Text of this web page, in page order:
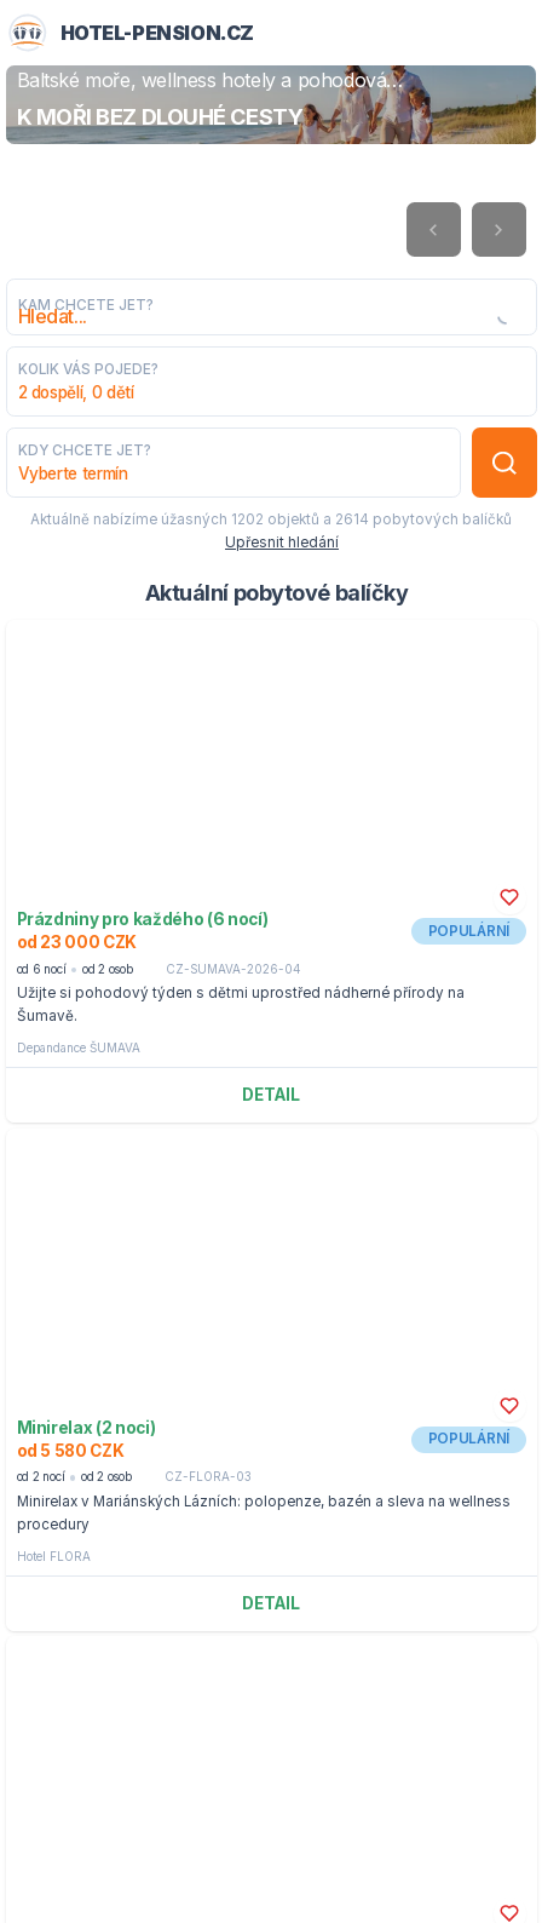
HOTEL-PENSION.CZ
Baltské moře, wellness hotely a pohodová
dovolená
K MOŘI BEZ DLOUHÉ CESTY
ZJISTIT VÍCE
KAM CHCETE JET?
KOLIK VÁS POJEDE?
2 dospělí, 0 dětí
KDY CHCETE JET?
Vyberte termín
Aktuálně nabízíme úžasných 1202 objektů a 2614 pobytových balíčků
Upřesnit hledání
Aktuální pobytové balíčky
Prázdniny pro každého (6 nocí)
od 23 000 CZK
POPULÁRNÍ
od 6 nocí od 2 osob CZ-SUMAVA-2026-04
Užijte si pohodový týden s dětmi uprostřed nádherné přírody na
Šumavě.
Depandance ŠUMAVA
DETAIL
Minirelax (2 noci)
od 5 580 CZK
POPULÁRNÍ
od 2 nocí od 2 osob CZ-FLORA-03
Minirelax v Mariánských Lázních: polopenze, bazén a sleva na wellness
procedury
Hotel FLORA
DETAIL